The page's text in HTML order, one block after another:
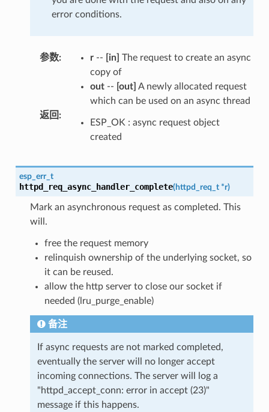
error conditions.
参数: r-- [in] The request to create an async
copy of
out-- [out] A newly allocated request
which can be used on an async thread
返回 :
ESP_OK : async request object
created
esp_err_t
httpd_req_async_handler_complete(httpd_req_t *r)
Mark an asynchronous request as completed. This
will.
free the request memory
relinquish ownership of the underlying socket, so
it can be reused.
allow the http server to close our socket if
needed (lru_purge_enable)
备注
If async requests are not marked completed,
eventually the server will no longer accept
incoming connections. The server will log a
"httpd_accept_conn: error in accept (23)"
message if this happens.